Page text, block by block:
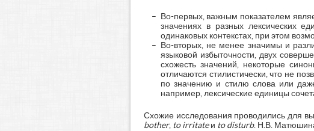
Во-первых, важным показателем
значениях в разных лексических
одинаковых контекстах, при этом
Во-вторых, не менее значимы и
языковой избыточности, двух
схожесть значений, некоторые
отличаются стилистически, что не
по значению и стилю слова или
например, лексические единицы
Схожие исследования проводились для
bother, to irritateи to disturb. Н.В.